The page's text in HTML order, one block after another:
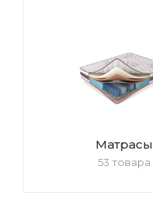
Матрасы
53 товара